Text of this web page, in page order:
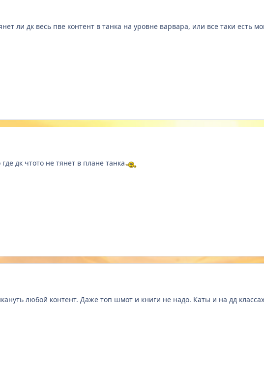
ли дк весь пве контент в танка на уровне варвара, или все таки есть
дк чтото не тянет в плане танка
любой контент. Даже топ шмот и книги не надо. Каты и на дд